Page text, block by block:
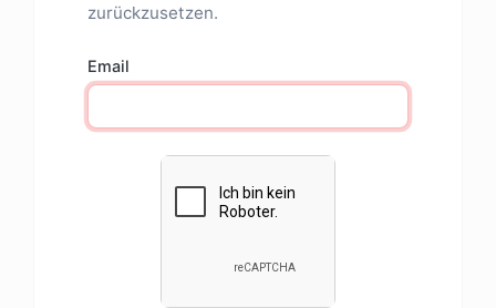
zurückzusetzen.
Email